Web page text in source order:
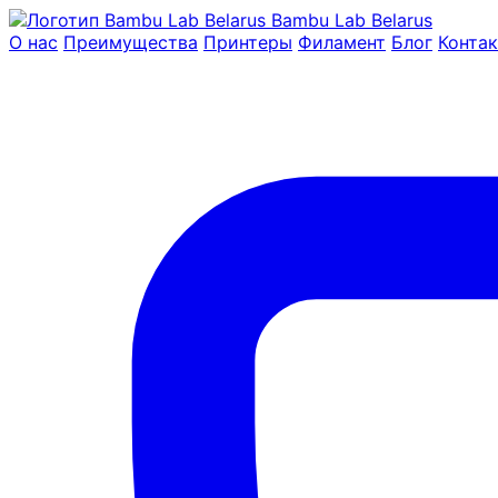
Bambu Lab Belarus
О нас Преимущества Принтеры Филамент Блог